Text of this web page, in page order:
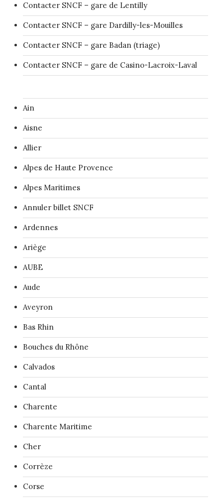
Contacter SNCF – gare de Lentilly
Contacter SNCF – gare Dardilly-les-Mouilles
Contacter SNCF – gare Badan (triage)
Contacter SNCF – gare de Casino-Lacroix-Laval
Ain
Aisne
Allier
Alpes de Haute Provence
Alpes Maritimes
Annuler billet SNCF
Ardennes
Ariège
AUBE
Aude
Aveyron
Bas Rhin
Bouches du Rhône
Calvados
Cantal
Charente
Charente Maritime
Cher
Corrèze
Corse